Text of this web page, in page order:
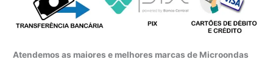
Atendemos as maiores e melhores marcas de Microondas